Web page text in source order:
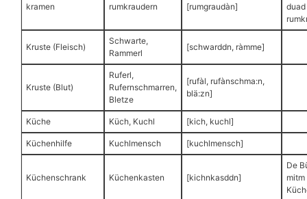
kramen rumkraudern [rumgraudàn]
Kruste (Fleisch)
Schwarte,
Rammerl
[schwarddn, ràmme]
Kruste (Blut)
Ruferl,
Rufernschmarren,
Bletze
[rufàl, rufànschma:n,
blä:zn]
Küche Küch, Kuchl [kich, kuchl]
Küchenhilfe Kuchlmensch [kuchlmensch]
Küchenschrank Küchenkasten [kichnkasddn]
De
mitm